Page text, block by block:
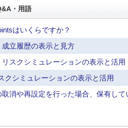
・用語
はいくらですか？
成立履歴の表示と見方
リスクシミュレーションの表示と活用
クシミュレーションの表示と活用
取消や再設定を行った場合、保有し